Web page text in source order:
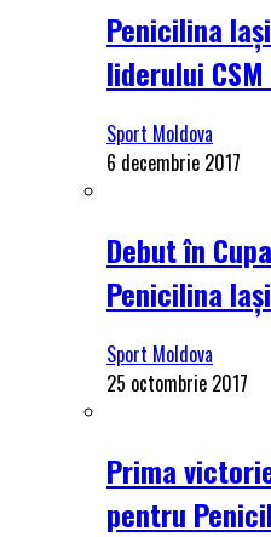
Penicilina
liderului
Sport Moldova
6 decembrie 2017
Debut în
Penicilina Iași
Sport Moldova
25 octombrie 2017
Prima
pentru